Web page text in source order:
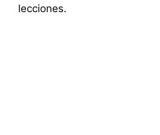
lecciones.